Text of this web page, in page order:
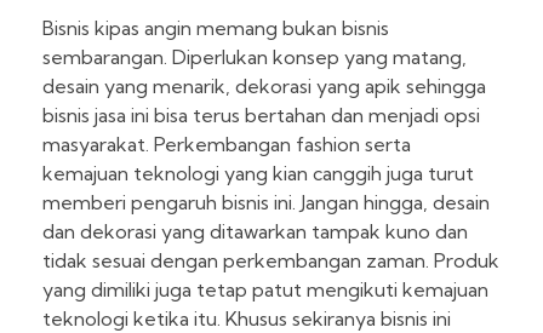
Bisnis kipas angin memang bukan bisnis
sembarangan. Diperlukan konsep yang matang,
desain yang menarik, dekorasi yang apik sehingga
bisnis jasa ini bisa terus bertahan dan menjadi opsi
masyarakat. Perkembangan fashion serta
kemajuan teknologi yang kian canggih juga turut
memberi pengaruh bisnis ini. Jangan hingga, desain
dan dekorasi yang ditawarkan tampak kuno dan
tidak sesuai dengan perkembangan zaman. Produk
yang dimiliki juga tetap patut mengikuti kemajuan
teknologi ketika itu. Khusus sekiranya bisnis ini